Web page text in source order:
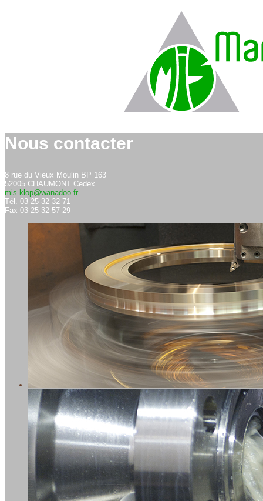
Nous contacter
8 rue du Vieux Moulin BP 163
52005 CHAUMONT Cedex
mis-klop@wanadoo.fr
Tél. 03 25 32 32 71
Fax 03 25 32 57 29